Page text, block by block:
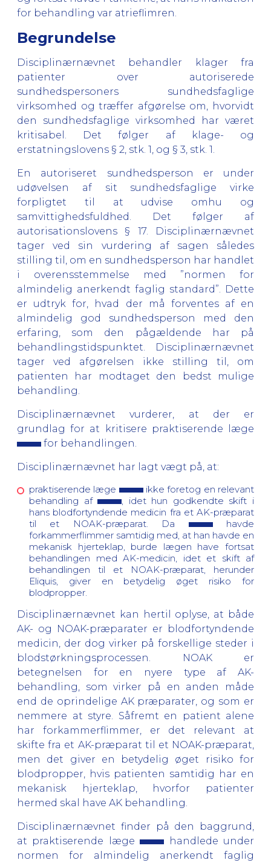
for behandling var atrieflimren.
Begrundelse
Disciplinærnævnet behandler klager fra
patienter over autoriserede
sundhedspersoners sundhedsfaglige
virksomhed og træffer afgørelse om, hvorvidt
den sundhedsfaglige virksomhed har været
kritisabel. Det følger af klage- og
erstatningslovens § 2, stk. 1, og § 3, stk. 1.
En autoriseret sundhedsperson er under
udøvelsen af sit sundhedsfaglige virke
forpligtet til at udvise omhu og
samvittighedsfuldhed. Det følger af
autorisationslovens § 17. Disciplinærnævnet
tager ved sin vurdering af sagen således
stilling til, om en sundhedsperson har handlet
i overensstemmelse med ”normen for
almindelig anerkendt faglig standard”. Dette
er udtryk for, hvad der må forventes af en
almindelig god sundhedsperson med den
erfaring, som den pågældende har på
behandlingstidspunktet. Disciplinærnævnet
tager ved afgørelsen ikke stilling til, om
patienten har modtaget den bedst mulige
behandling.
Disciplinærnævnet vurderer, at der er
grundlag for at kritisere praktiserende læge
for behandlingen.
Disciplinærnævnet har lagt vægt på, at:
praktiserende læge
ikke foretog en relevant
behandling af
, idet hun godkendte skift i
hans blodfortyndende medicin fra et AK-præparat
til et NOAK-præparat. Da
havde
forkammerflimmer samtidig med, at han havde en
mekanisk hjerteklap, burde lægen have fortsat
behandlingen med AK-medicin, idet et skift af
behandlingen til et NOAK-præparat, herunder
Eliquis, giver en betydelig øget risiko for
blodpropper.
Disciplinærnævnet kan hertil oplyse, at både
AK- og NOAK-præparater er blodfortyndende
medicin, der dog virker på forskellige steder i
blodstørkningsprocessen. NOAK er
betegnelsen for en nyere type af AK-
behandling, som virker på en anden måde
end de oprindelige AK præparater, og som er
nemmere at styre. Såfremt en patient alene
har forkammerflimmer, er det relevant at
skifte fra et AK-præparat til et NOAK-præparat,
men det giver en betydelig øget risiko for
blodpropper, hvis patienten samtidig har en
mekanisk hjerteklap, hvorfor patienter
hermed skal have AK behandling.
Disciplinærnævnet finder på den baggrund,
at praktiserende læge
handlede under
normen for almindelig anerkendt faglig